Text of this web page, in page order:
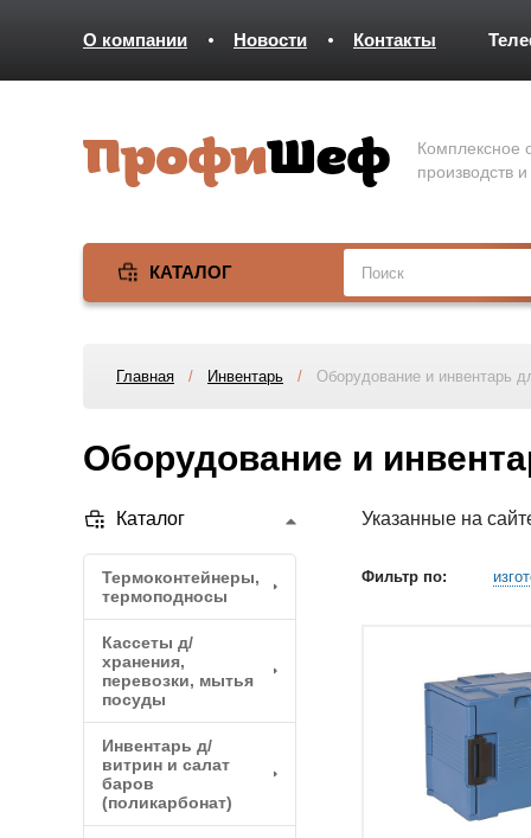
О компании Новости Контакты
Комплексное
производств
КАТАЛОГ
Главная / Инвентарь / Оборудование и инвентарь
Оборудование и
Каталог
Термоконтейнеры,
термоподносы
Кассеты д/
хранения,
перевозки, мытья
посуды
Инвентарь д/
витрин и салат
баров
(поликарбонат)
Указанные на
Фильтр по: